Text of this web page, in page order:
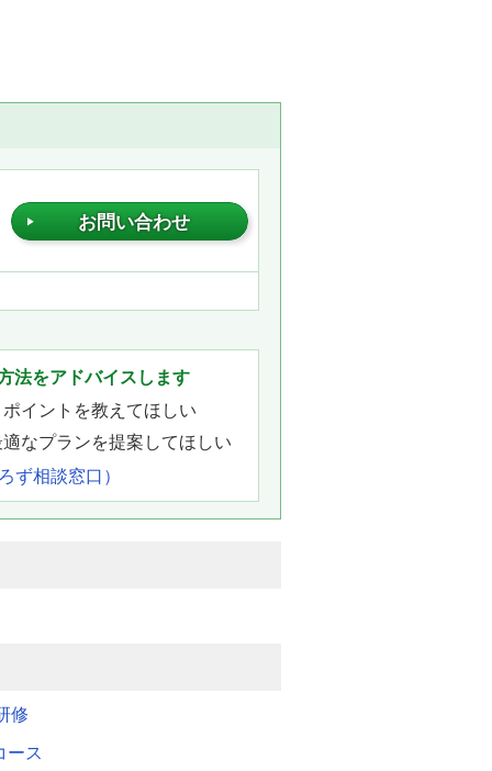
お問い合わせ
法をアドバイスします
イントを教えてほしい
なプランを提案してほしい
ず相談窓口）
修
ース